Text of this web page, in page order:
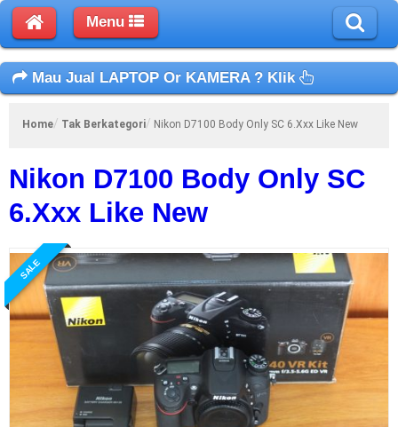
Menu
Mau Jual LAPTOP Or KAMERA ? Klik
Home Tak Berkategori Nikon D7100 Body Only SC 6.xxx Like New
Nikon D7100 Body Only SC
6.xxx Like New
SALE